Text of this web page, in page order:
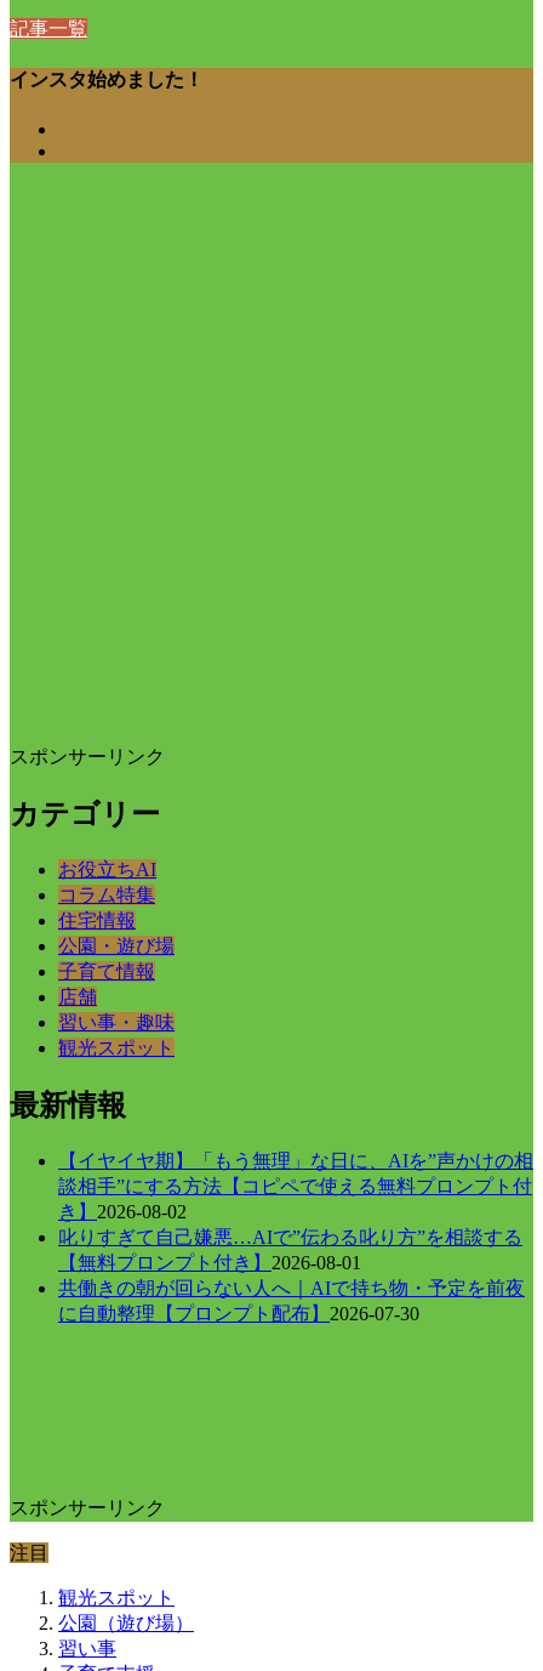
記事一覧
インスタ始めました！
スポンサーリンク
カテゴリー
お役立ちAI
コラム特集
住宅情報
公園・遊び場
子育て情報
店舗
習い事・趣味
観光スポット
最新情報
【イヤイヤ期】「もう無理」な日に、AIを”声かけの相
談相手”にする方法【コピペで使える無料プロンプト付
き】 2026-08-02
叱りすぎて自己嫌悪…AIで”伝わる叱り方”を相談する
【無料プロンプト付き】 2026-08-01
共働きの朝が回らない人へ｜AIで持ち物・予定を前夜
に自動整理【プロンプト配布】 2026-07-30
スポンサーリンク
注目
観光スポット
公園（遊び場）
習い事